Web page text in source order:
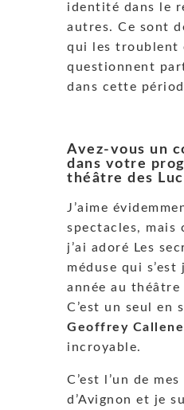
identité dans le
autres. Ce sont
qui les troublent
questionnent
dans cette
Avez-vous un
dans votre
théâtre des
J’aime
spectacles, mais
j’ai adoré Les
méduse qui
année au théâtre
C’est un seul en
Geoffrey
incroyable.
C’est l’un de
d’Avignon et je